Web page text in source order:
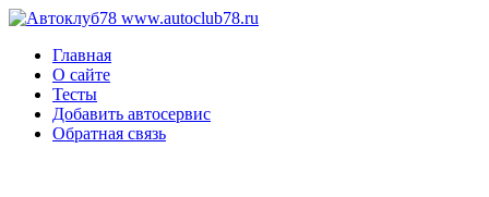
www.autoclub78.ru
Главная
О сайте
Тесты
Добавить автосервис
Обратная связь